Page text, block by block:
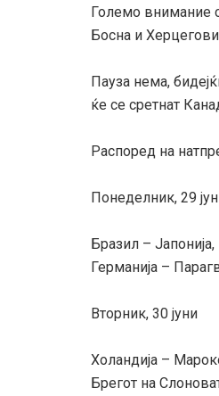
Големо внимание
Босна и
Пауза нема,
ќе се сретнат
Распоред на
Понеделник, 29
Бразил –
Германија –
Вторник, 30 јуни
Холандија –
Брегот на